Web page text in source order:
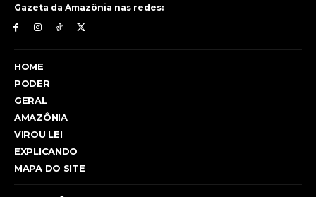
Gazeta da Amazônia nas redes:
HOME
PODER
GERAL
AMAZÔNIA
VIROU LEI
EXPLICANDO
MAPA DO SITE